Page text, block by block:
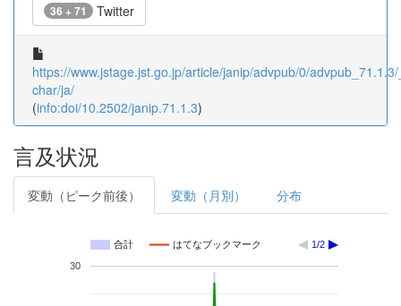
36 + 71 Twitter
https://www.jstage.jst.go.jp/article/janip/advpub/0/
char/ja/
(info:doi/10.2502/janip.71.1.3)
言及状況
変動（ピーク前後） 変動（月別） 分布
合計 はてなブックマーク 1/2
30